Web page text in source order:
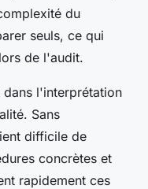
du
seuls, ce qui
de l'audit.
l'interprétation
Sans
difficile de
concrètes et
rapidement ces